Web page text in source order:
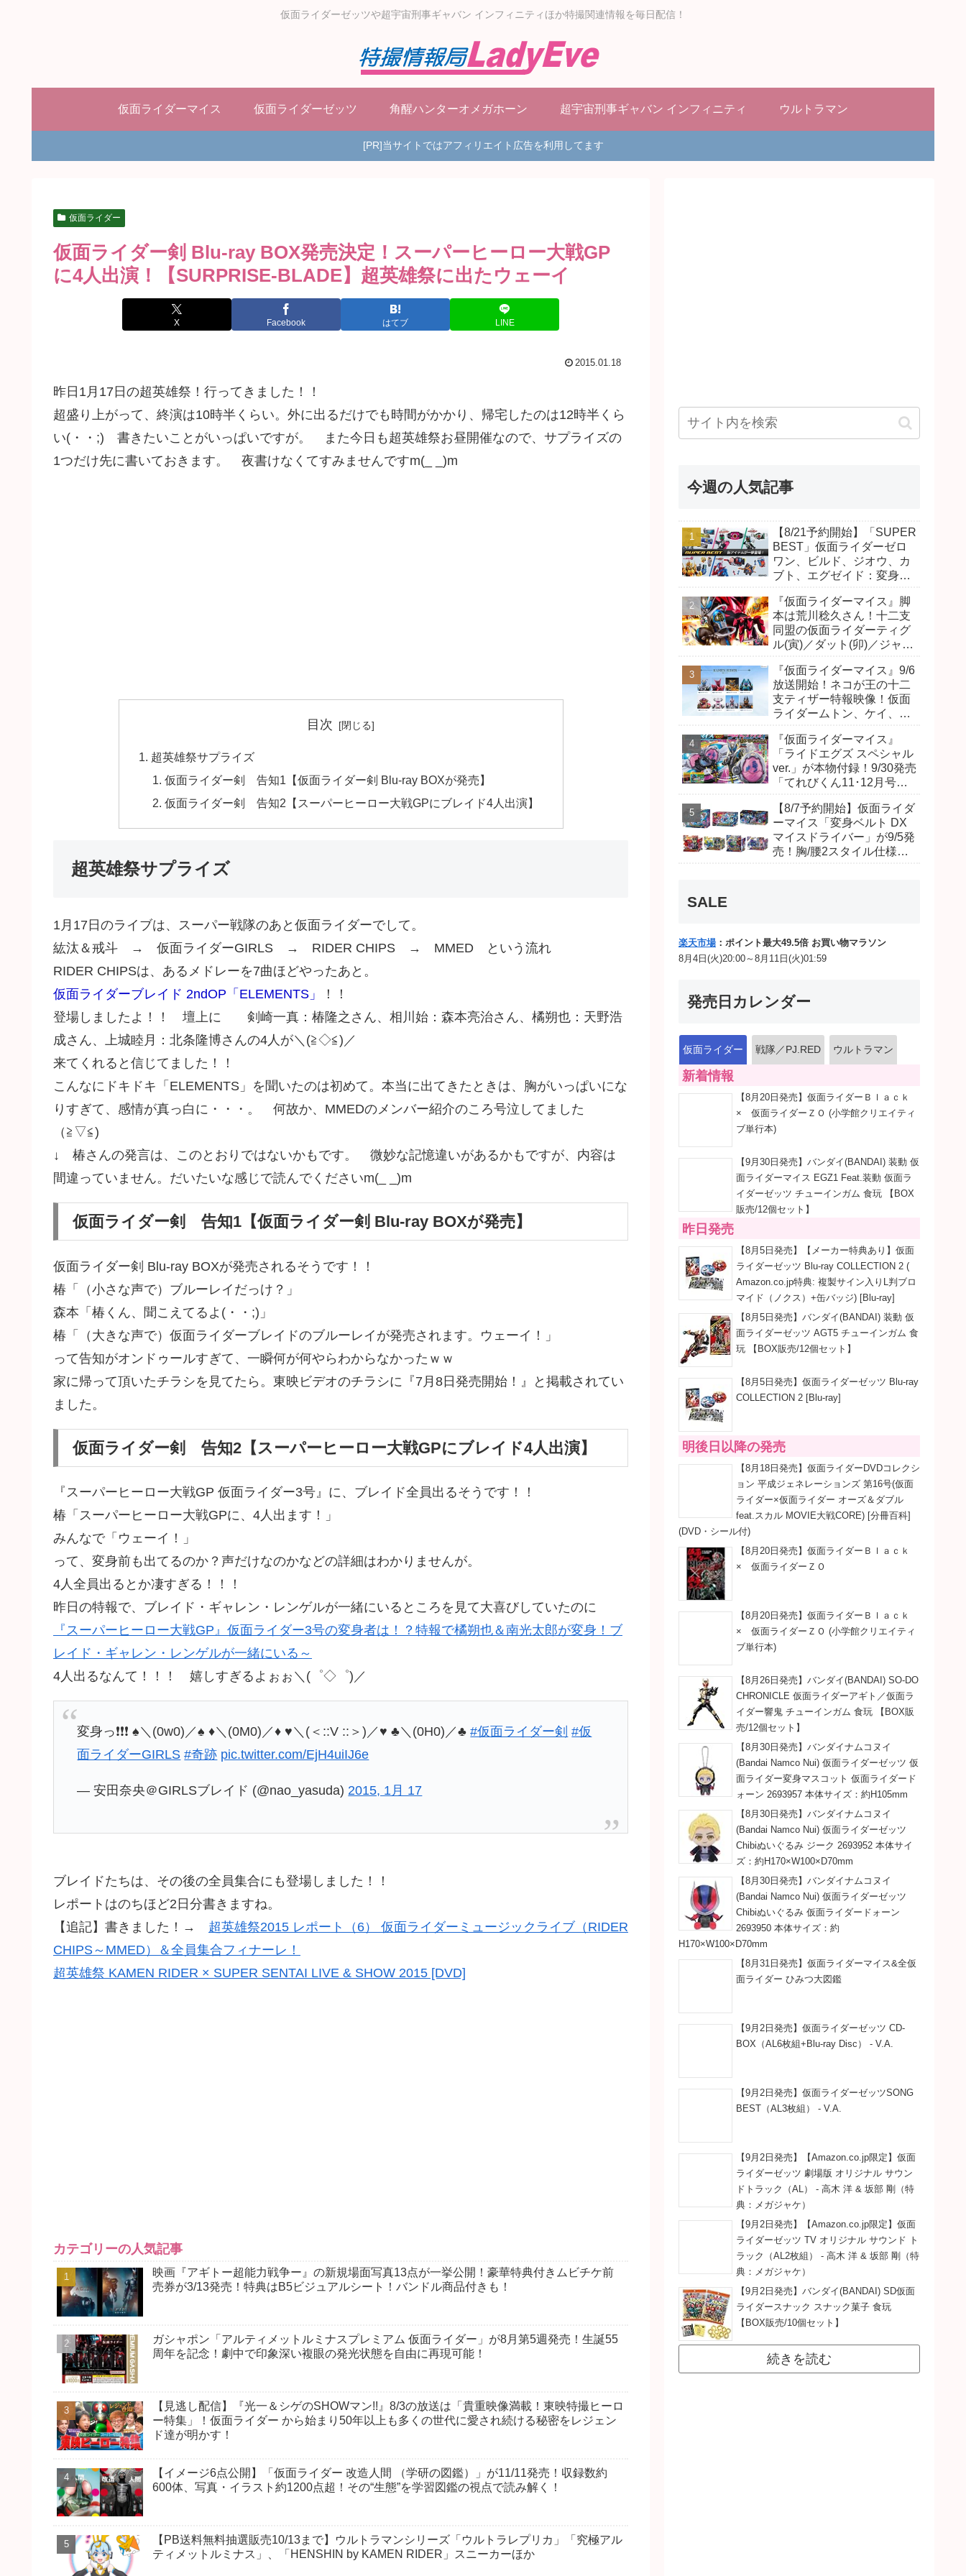
仮面ライダーゼッツや超宇宙刑事ギャバン インフィニティほか特撮関連情報を毎日配信！
仮面ライダーマイス 仮面ライダーゼッツ 角醒ハンターオメガホーン 超宇宙刑事ギャバン インフィニティ ウルトラマン
[PR]当サイトではアフィリエイト広告を利用してます
仮面ライダー
仮面ライダー剣 Blu-ray BOX発売決定！スーパーヒーロー大戦GP
に4人出演！【SURPRISE-BLADE】超英雄祭に出たウェーイ
X Facebook はてブ LINE
2015.01.18
昨日1月17日の超英雄祭！行ってきました！！
超盛り上がって、終演は10時半くらい。外に出るだけでも時間がかかり、帰宅したのは12時半くら
い(・・;) 書きたいことがいっぱいですが。 また今日も超英雄祭お昼開催なので、サプライズの
1つだけ先に書いておきます。 夜書けなくてすみませんですm(_ _)m
目次
超英雄祭サプライズ
仮面ライダー剣 告知1【仮面ライダー剣 Blu-ray BOXが発売】
仮面ライダー剣 告知2【スーパーヒーロー大戦GPにブレイド4人出演】
超英雄祭サプライズ
1月17日のライブは、スーパー戦隊のあと仮面ライダーでして。
紘汰＆戒斗 → 仮面ライダーGIRLS → RIDER CHIPS → MMED という流れ
RIDER CHIPSは、あるメドレーを7曲ほどやったあと。
仮面ライダーブレイド 2ndOP「ELEMENTS」
！！
登場しましたよ！！ 壇上に 剣崎一真：椿隆之さん、相川始：森本亮治さん、橘朔也：天野浩
成さん、上城睦月：北条隆博さんの4人が＼(≧◇≦)／
来てくれると信じてました！！
こんなにドキドキ「ELEMENTS」を聞いたのは初めて。本当に出てきたときは、胸がいっぱいにな
りすぎて、感情が真っ白に・・・。 何故か、MMEDのメンバー紹介のころ号泣してました
（≧▽≦)
↓ 椿さんの発言は、このとおりではないかもです。 微妙な記憶違いがあるかもですが、内容は
間違っていません。だいたいな感じで読んでくださいm(_ _)m
仮面ライダー剣 告知1【仮面ライダー剣 Blu-ray BOXが発売】
仮面ライダー剣 Blu-ray BOXが発売されるそうです！！
椿「（小さな声で）ブルーレイだっけ？」
森本「椿くん、聞こえてるよ(・・;)」
椿「（大きな声で）仮面ライダーブレイドのブルーレイが発売されます。ウェーイ！」
って告知がオンドゥールすぎて、一瞬何が何やらわからなかったｗｗ
家に帰って頂いたチラシを見てたら。東映ビデオのチラシに『7月8日発売開始！』と掲載されてい
ました。
仮面ライダー剣 告知2【スーパーヒーロー大戦GPにブレイド4人出演】
『スーパーヒーロー大戦GP 仮面ライダー3号』に、ブレイド全員出るそうです！！
椿「スーパーヒーロー大戦GPに、4人出ます！」
みんなで「ウェーイ！」
って、変身前も出てるのか？声だけなのかなどの詳細はわかりませんが。
4人全員出るとか凄すぎる！！！
昨日の特報で、ブレイド・ギャレン・レンゲルが一緒にいるところを見て大喜びしていたのに
『スーパーヒーロー大戦GP』仮面ライダー3号の変身者は！？特報で橘朔也＆南光太郎が変身！ブ
レイド・ギャレン・レンゲルが一緒にいる～
4人出るなんて！！！ 嬉しすぎるよぉぉ＼(゜◇゜)／
変身っ❗️❗️❗️ ♠＼(0w0)／♠ ♦＼(0M0)／♦ ♥＼(＜::V ::＞)／♥ ♣＼(0H0)／♣#仮面ライダー剣 #仮
面ライダーGIRLS #奇跡 pic.twitter.com/EjH4uiIJ6e
— 安田奈央＠GIRLSブレイド (@nao_yasuda) 2015, 1月 17
ブレイドたちは、その後の全員集合にも登場しました！！
レポートはのちほど2日分書きますね。
【追記】書きました！→ 超英雄祭2015 レポート（6） 仮面ライダーミュージックライブ（RIDER
CHIPS～MMED）＆全員集合フィナーレ！
超英雄祭 KAMEN RIDER × SUPER SENTAI LIVE & SHOW 2015 [DVD]
カテゴリーの人気記事
映画『アギトー超能力戦争ー』の新規場面写真13点が一挙公開！豪華特典付きムビチケ前
売券が3/13発売！特典はB5ビジュアルシート！バンドル商品付きも！
ガシャポン「アルティメットルミナスプレミアム 仮面ライダー」が8月第5週発売！生誕55
周年を記念！劇中で印象深い複眼の発光状態を自由に再現可能！
【見逃し配信】『光一＆シゲのSHOWマン!!』8/3の放送は「貴重映像満載！東映特撮ヒーロ
ー特集」！仮面ライダー から始まり50年以上も多くの世代に愛され続ける秘密をレジェン
ド達が明かす！
【イメージ6点公開】「仮面ライダー 改造人間 （学研の図鑑）」が11/11発売！収録数約
600体、写真・イラスト約1200点超！その“生態”を学習図鑑の視点で読み解く！
【PB送料無料抽選販売10/13まで】ウルトラマンシリーズ「ウルトラレプリカ」「究極アル
ティメットルミナス」、「HENSHIN by KAMEN RIDER」スニーカーほか
今週の人気記事
【8/21予約開始】「SUPER
BEST」仮面ライダーゼロ
ワン、ビルド、ジオウ、カ
ブト、エグゼイド：変身ベ
ー、DXネオディケイドライ
バー、DXホッパーゼクター
ほか12点！
『仮面ライダーマイス』脚
本は荒川稔久さん！十二支
同盟の仮面ライダーティグ
ル(寅)／ダット(卯)／ジャオ
尾達臣のキャストが発表！
トリガーのアキト金子隼也
さんも変身！
『仮面ライダーマイス』9/6
放送開始！ネコが王の十二
支ティザー特報映像！仮面
ライダームトン、ケイ、ヴ
開！ライダーは子丑寅卯辰
巳午未申酉戌亥猫猫の14
人⁉
『仮面ライダーマイス』
「ライドエグズ スペシャル
ver.」が本物付録！9/30発売
「てれびくん11･12月号」
キラキララメ入り！変身ベ
ルトにセットすれば特別な
音声が！
【8/7予約開始】仮面ライダ
ーマイス「変身ベルト DX
マイスドライバー」が9/5発
売！胸/腰2スタイル仕様！
SALE
楽天市場 ：ポイント最大49.5倍 お買い物マラソン
8月4日(火)20:00～8月11日(火)01:59
発売日カレンダー
仮面ライダー 戦隊／PJ.RED ウルトラマン
新着情報
【8月20日発売】仮面ライダーＢｌａｃｋ
× 仮面ライダーＺＯ (小学館クリエイティ
ブ単行本)
【9月30日発売】バンダイ(BANDAI) 装動 仮
面ライダーマイス EGZ1 Feat.装動 仮面ラ
イダーゼッツ チューインガム 食玩 【BOX
販売/12個セット】
昨日発売
【8月5日発売】【メーカー特典あり】仮面
ライダーゼッツ Blu-ray COLLECTION 2 (
Amazon.co.jp特典: 複製サイン入りL判ブロ
マイド（ノクス）+缶バッジ) [Blu-ray]
【8月5日発売】バンダイ(BANDAI) 装動 仮
面ライダーゼッツ AGT5 チューインガム 食
玩 【BOX販売/12個セット】
【8月5日発売】仮面ライダーゼッツ Blu-ray
COLLECTION 2 [Blu-ray]
明後日以降の発売
【8月18日発売】仮面ライダーDVDコレクシ
ョン 平成ジェネレーションズ 第16号(仮面
ライダー×仮面ライダー オーズ＆ダブル
feat.スカル MOVIE大戦CORE) [分冊百科]
(DVD・シール付)
【8月20日発売】仮面ライダーＢｌａｃｋ
× 仮面ライダーＺＯ
【8月20日発売】仮面ライダーＢｌａｃｋ
× 仮面ライダーＺＯ (小学館クリエイティ
ブ単行本)
【8月26日発売】バンダイ(BANDAI) SO-DO
CHRONICLE 仮面ライダーアギト／仮面ラ
イダー響鬼 チューインガム 食玩 【BOX販
売/12個セット】
【8月30日発売】バンダイナムコヌイ
(Bandai Namco Nui) 仮面ライダーゼッツ 仮
面ライダー変身マスコット 仮面ライダード
ォーン 2693957 本体サイズ：約H105mm
【8月30日発売】バンダイナムコヌイ
(Bandai Namco Nui) 仮面ライダーゼッツ
Chibiぬいぐるみ ジーク 2693952 本体サイ
ズ：約H170×W100×D70mm
【8月30日発売】バンダイナムコヌイ
(Bandai Namco Nui) 仮面ライダーゼッツ
Chibiぬいぐるみ 仮面ライダードォーン
2693950 本体サイズ：約
H170×W100×D70mm
【8月31日発売】仮面ライダーマイス&全仮
面ライダー ひみつ大図鑑
【9月2日発売】仮面ライダーゼッツ CD-
BOX（AL6枚組+Blu-ray Disc） - V.A.
【9月2日発売】仮面ライダーゼッツSONG
BEST（AL3枚組） - V.A.
【9月2日発売】【Amazon.co.jp限定】仮面
ライダーゼッツ 劇場版 オリジナル サウン
ドトラック（AL） - 高木 洋 & 坂部 剛（特
典：メガジャケ）
【9月2日発売】【Amazon.co.jp限定】仮面
ライダーゼッツ TV オリジナル サウンド ト
ラック（AL2枚組） - 高木 洋 & 坂部 剛（特
典：メガジャケ）
【9月2日発売】バンダイ(BANDAI) SD仮面
ライダースナック スナック菓子 食玩
【BOX販売/10個セット】
続きを読む